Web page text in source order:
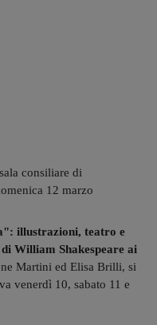
consiliare di
12 marzo
illustrazioni, teatro e
William Shakespeare ai
Martini ed Elisa Brilli, si
venerdì 10, sabato 11 e